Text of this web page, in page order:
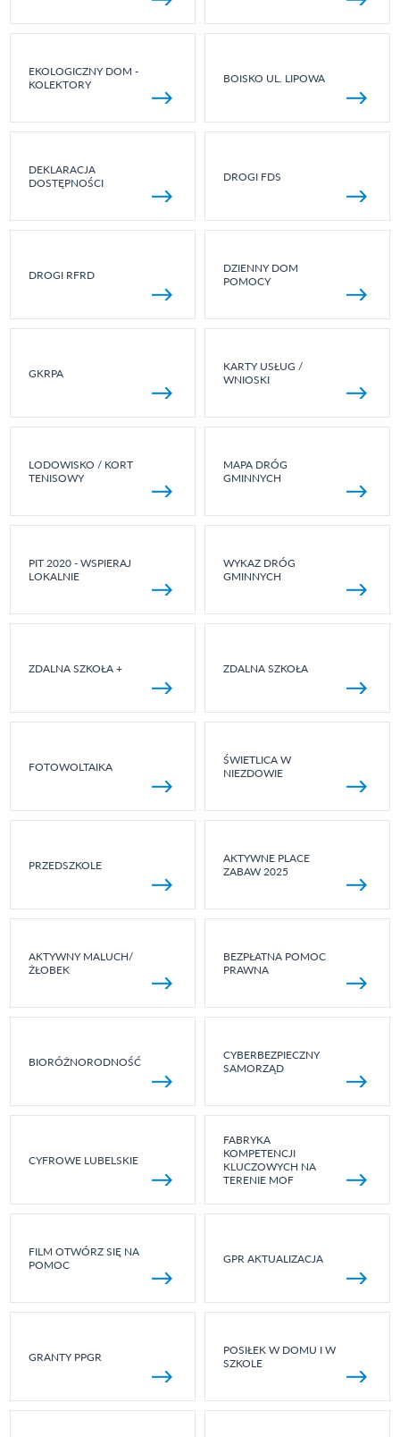
EKOLOGICZNY DOM -
KOLEKTORY
BOISKO UL. LIPOWA
DEKLARACJA
DOSTĘPNOŚCI
DROGI FDS
DROGI RFRD
DZIENNY DOM
POMOCY
GKRPA
KARTY USŁUG /
WNIOSKI
LODOWISKO / KORT
TENISOWY
MAPA DRÓG
GMINNYCH
PIT 2020 - WSPIERAJ
LOKALNIE
WYKAZ DRÓG
GMINNYCH
ZDALNA SZKOŁA + ZDALNA SZKOŁA
FOTOWOLTAIKA
ŚWIETLICA W
NIEZDOWIE
PRZEDSZKOLE
AKTYWNE PLACE
ZABAW 2025
AKTYWNY MALUCH/
ŻŁOBEK
BEZPŁATNA POMOC
PRAWNA
BIORÓŻNORODNOŚĆ
CYBERBEZPIECZNY
SAMORZĄD
CYFROWE LUBELSKIE
FABRYKA
KOMPETENCJI
KLUCZOWYCH NA
TERENIE MOF
FILM OTWÓRZ SIĘ NA
POMOC
GPR AKTUALIZACJA
GRANTY PPGR
POSIŁEK W DOMU I W
SZKOLE